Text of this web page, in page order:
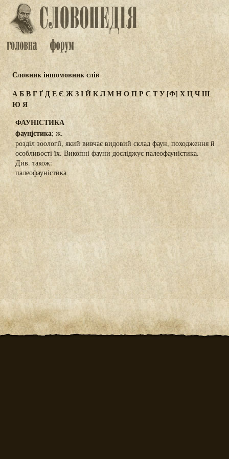
Словник іншомовник слів
АБВГҐДЕЄ ЖЗІЙКЛМНОПР СТУ[Ф] ХЦЧШ
Ю Я
ФАУНІСТИКА
фауністика; ж.
розділ зоології, який вивчає видовий склад фаун, походження й
особливості їх. Викопні фауни досліджує палеофауністика.
Див. також:
палеофауністика